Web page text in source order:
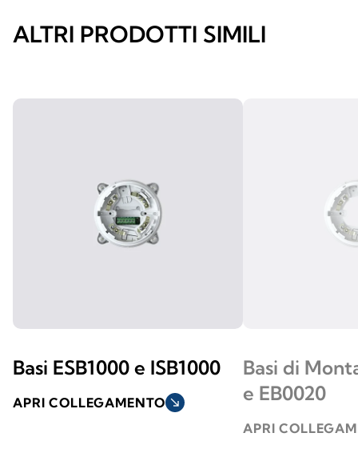
ALTRI PRODOTTI SIMILI
Basi ESB1000 e ISB1000
APRI COLLEGAMENTO south_east
Basi di
e EB0020
APRI